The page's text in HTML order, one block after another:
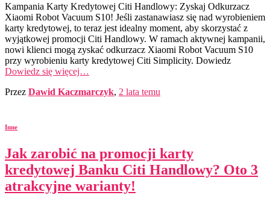
Kampania Karty Kredytowej Citi Handlowy: Zyskaj Odkurzacz
Xiaomi Robot Vacuum S10! Jeśli zastanawiasz się nad wyrobieniem
karty kredytowej, to teraz jest idealny moment, aby skorzystać z
wyjątkowej promocji Citi Handlowy. W ramach aktywnej kampanii,
nowi klienci mogą zyskać odkurzacz Xiaomi Robot Vacuum S10
przy wyrobieniu karty kredytowej Citi Simplicity. Dowiedz
Dowiedz się więcej…
Przez Dawid Kaczmarczyk, 2 lata temu
Inne
Jak zarobić na promocji karty
kredytowej Banku Citi Handlowy? Oto 3
atrakcyjne warianty!